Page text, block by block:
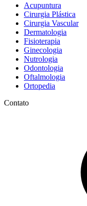
Acupuntura
Cirurgia Plástica
Cirurgia Vascular
Dermatologia
Fisioterapia
Ginecologia
Nutrologia
Odontologia
Oftalmologia
Ortopedia
Contato